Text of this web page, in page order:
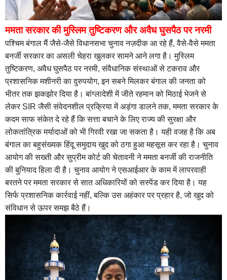
ममता सरकार की मुस्लिम तुष्टिकरण और अवैध घुसपैठ पर नरमी
पश्चिम बंगाल मैं जैसे-जैसे विधानसभा चुनाव नज़दीक आ रहे हैं, वैसे-वैसे ममता
बनर्जी सरकार का असली चेहरा खुलकर सामने आने लगा है। मुस्लिम
तुष्टिकरण, अवैध घुसपैठ पर नरमी, संवैधानिक संस्थाओं से टकराव और
प्रशासनिक मशीनरी का दुरुपयोग, इन सबने मिलकर बंगाल की जनता को
भीतर तक झकझोर दिया है। बांग्लादेशी में जीते रहमान को मिठाई भेजने से
लेकर SIR जैसी संवेदनशील प्रक्रिया में अड़ंगा डालने तक, ममता सरकार के
कदम साफ संकेत दे रहे हैं कि सत्ता बचाने के लिए राज्य की सुरक्षा और
लोकतांत्रिक मर्यादाओं को भी गिरवी रखा जा सकता है। यही वजह है कि अब
बंगाल का बहुसंख्यक हिंदू समुदाय खुद को ठगा हुआ महसूस कर रहा है। चुनाव
आयोग की सख्ती और सुप्रीम कोर्ट की चेतावनी ने ममता बनर्जी की राजनीति
की बुनियाद हिला दी है। चुनाव आयोग ने एसआईआर के काम में लापरवाही
बरतने पर ममता सरकार से सात अधिकारियों को सस्पेंड कर दिया है। यह
सिर्फ प्रशासनिक कार्रवाई नहीं, बल्कि उस अहंकार पर प्रहार है, जो खुद को
संविधान से ऊपर समझ बैठे हैं।